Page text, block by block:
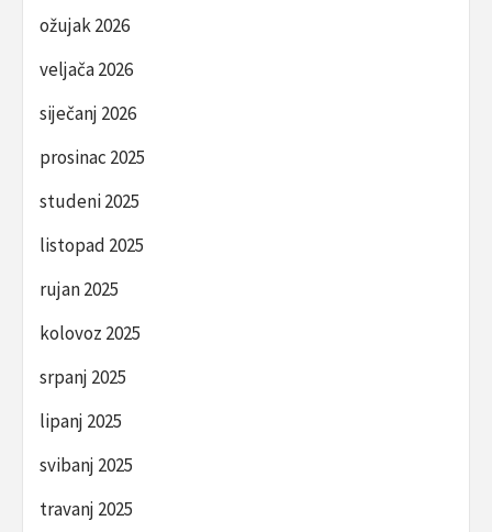
ožujak 2026
veljača 2026
siječanj 2026
prosinac 2025
studeni 2025
listopad 2025
rujan 2025
kolovoz 2025
srpanj 2025
lipanj 2025
svibanj 2025
travanj 2025